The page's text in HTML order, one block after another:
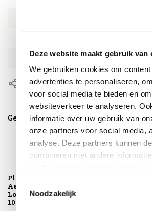
Deze website maakt gebruik van
We gebruiken cookies om
advertenties te personaliseren,
voor social media te bieden en
websiteverkeer te analyseren.
informatie over uw gebruik van
onze partners voor social media,
analyse. Deze partners kunnen
combineren met andere
Noodzakelijk
EAN 8720848318878
Delen
Gerelateerde producten
Platinum
AeroCover
Loungestoelhoes
100x100xH70